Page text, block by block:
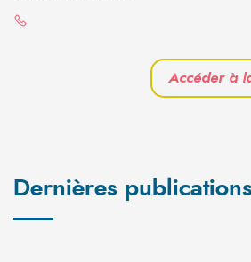
Accéder à
Dernières